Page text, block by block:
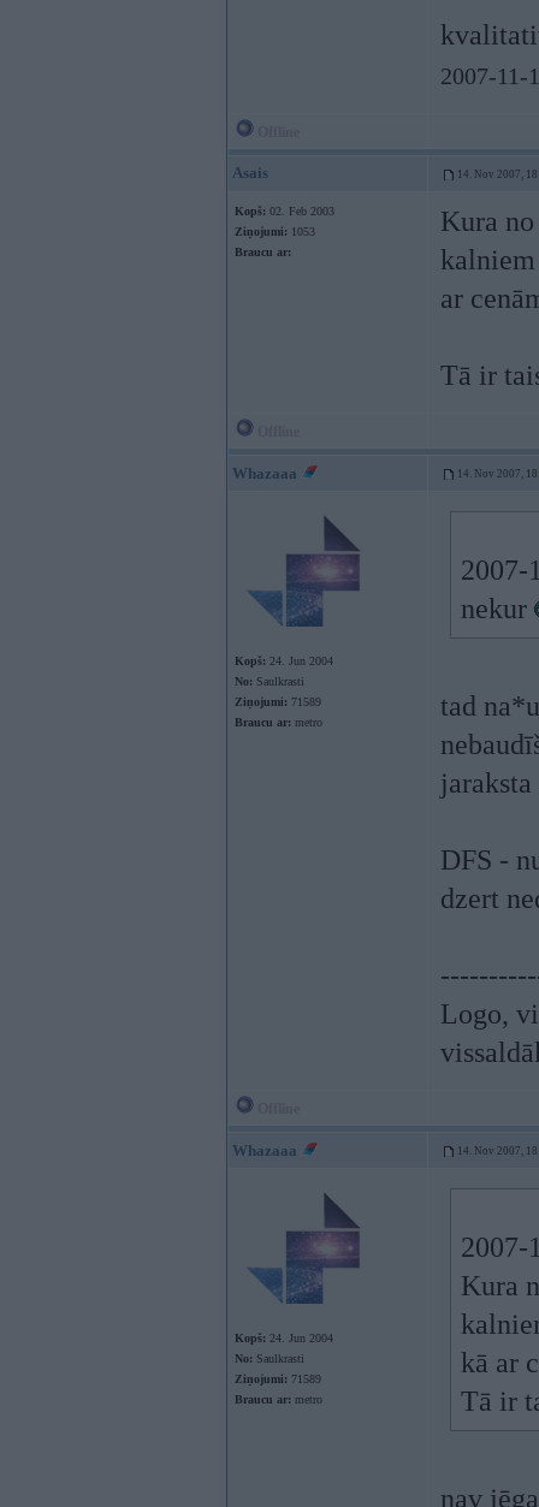
2007-11-
Asais 14. Nov 2007,
Kopš: 02. Feb 2003
Ziņojumi: 1053
Braucu ar:
Kura
ar
Tā ir
Whazaaa 14. Nov 2007,
Kopš: 24. Jun 2004
No: Saulkrasti
Ziņojumi: 71589
Braucu ar: metro
2007-
nekur
tad
DFS -
dzert
Logo,
Whazaaa 14. Nov 2007,
Kopš: 24. Jun 2004
No: Saulkrasti
Ziņojumi: 71589
Braucu ar: metro
2007-
Kura
kā ar
Tā ir
nav